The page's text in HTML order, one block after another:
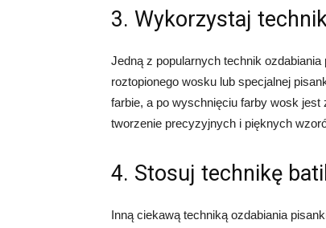
3. Wykorzystaj
Jedną z popularnych technik
roztopionego wosku lub specjalnej
farbie, a po wyschnięciu farby wosk jest
tworzenie precyzyjnych i pięknych
4. Stosuj technikę
Inną ciekawą techniką ozdabiania